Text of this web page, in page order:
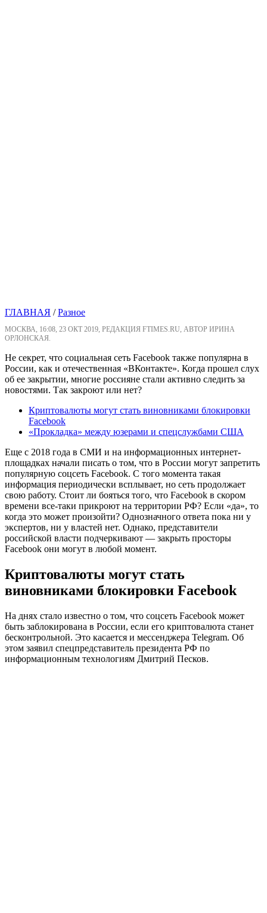
ГЛАВНАЯ /Разное
МОСКВА, 16:08, 23 ОКТ 2019, РЕДАКЦИЯ FTIMES.RU, АВТОР ИРИНА
ОРЛОНСКАЯ.
Не секрет, что социальная сеть Facebook также популярна в
России, как и отечественная «ВКонтакте». Когда прошел слух
об ее закрытии, многие россияне стали активно следить за
новостями. Так закроют или нет?
Криптовалюты могут стать виновниками блокировки
Facebook
«Прокладка» между юзерами и спецслужбами США
Еще с 2018 года в СМИ и на информационных интернет-
площадках начали писать о том, что в России могут запретить
популярную соцсеть Facebook. С того момента такая
информация периодически всплывает, но сеть продолжает
свою работу. Стоит ли бояться того, что Facebook в скором
времени все-таки прикроют на территории РФ? Если «да», то
когда это может произойти? Однозначного ответа пока ни у
экспертов, ни у властей нет. Однако, представители
российской власти подчеркивают — закрыть просторы
Facebook они могут в любой момент.
Криптовалюты могут стать
виновниками блокировки Facebook
На днях стало известно о том, что соцсеть Facebook может
быть заблокирована в России, если его криптовалюта станет
бесконтрольной. Это касается и мессенджера Telegram. Об
этом заявил спецпредставитель президента РФ по
информационным технологиям Дмитрий Песков.